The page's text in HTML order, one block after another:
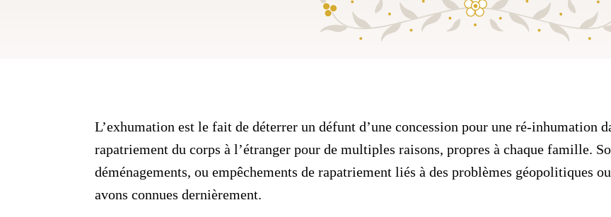
L’exhumation est le fait de déterrer un défunt d’une concession pour une ré-inhumation
rapatriement du corps à l’étranger pour de multiples raisons, propres à chaque famille.
déménagements, ou empêchements de rapatriement liés à des problèmes géopolitiques
avons connues dernièrement.